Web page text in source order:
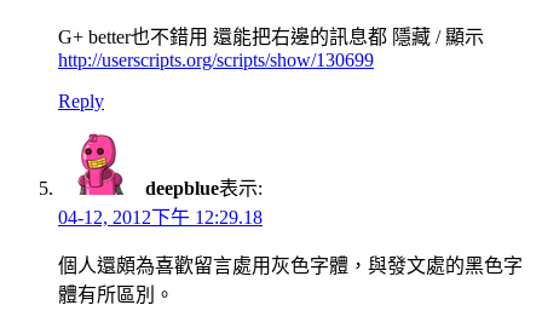
G+ better也不錯用 還能把右邊的訊息都 隱藏 / 顯示
http://userscripts.org/scripts/show/130699
Reply
deepblue表示:
04-12, 2012下午 12:29.18
個人還頗為喜歡留言處用灰色字體，與發文處的黑色字
體有所區別。